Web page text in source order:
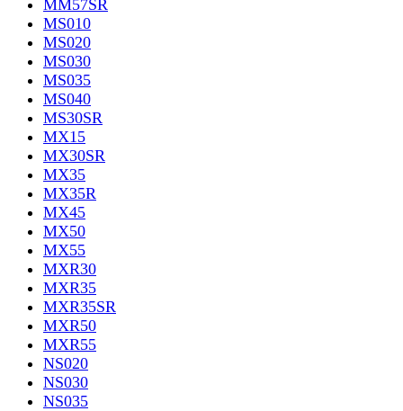
MM57SR
MS010
MS020
MS030
MS035
MS040
MS30SR
MX15
MX30SR
MX35
MX35R
MX45
MX50
MX55
MXR30
MXR35
MXR35SR
MXR50
MXR55
NS020
NS030
NS035